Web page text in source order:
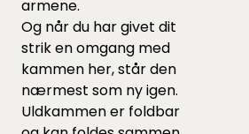
armene.
Og når du har givet dit
strik en omgang med
kammen her, står den
nærmest som ny igen.
Uldkammen er foldbar